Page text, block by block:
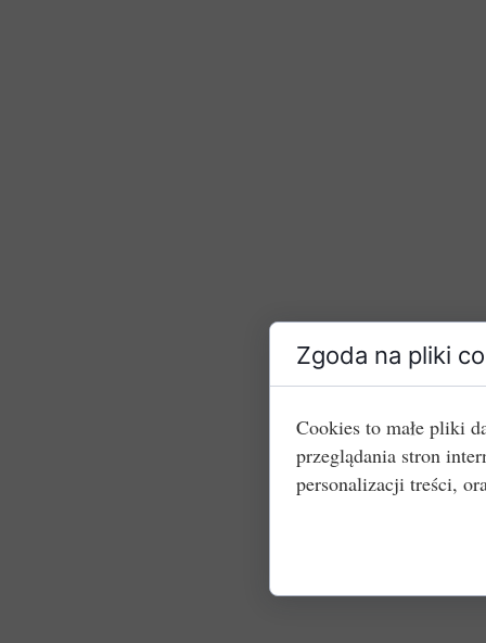
Zgoda na pliki
Cookies to małe pliki
przeglądania stron
personalizacji treści,